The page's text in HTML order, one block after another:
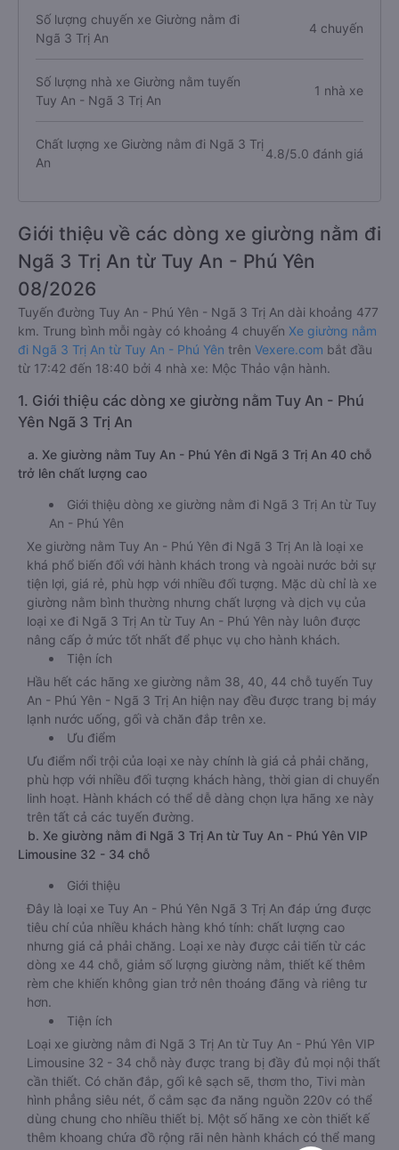
Số lượng chuyến xe Giường nằm đi
Ngã 3 Trị An
4 chuyến
Số lượng nhà xe Giường nằm tuyến
Tuy An - Ngã 3 Trị An
1 nhà xe
Chất lượng xe Giường nằm đi Ngã 3 Trị
An
4.8/5.0 đánh giá
Giới thiệu về các dòng xe giường nằm đi
Ngã 3 Trị An từ Tuy An - Phú Yên
08/2026
Tuyến đường Tuy An - Phú Yên - Ngã 3 Trị An dài khoảng 477
km. Trung bình mỗi ngày có khoảng 4 chuyến Xe giường nằm
đi Ngã 3 Trị An từ Tuy An - Phú Yên trên Vexere.com bắt đầu
từ 17:42 đến 18:40 bởi 4 nhà xe: Mộc Thảo vận hành.
1. Giới thiệu các dòng xe giường nằm Tuy An - Phú
Yên Ngã 3 Trị An
a. Xe giường nằm Tuy An - Phú Yên đi Ngã 3 Trị An 40 chỗ
trở lên chất lượng cao
Giới thiệu dòng xe giường nằm đi Ngã 3 Trị An từ Tuy
An - Phú Yên
Xe giường nằm Tuy An - Phú Yên đi Ngã 3 Trị An là loại xe
khá phổ biến đối với hành khách trong và ngoài nước bởi sự
tiện lợi, giá rẻ, phù hợp với nhiều đối tượng. Mặc dù chỉ là xe
giường nằm bình thường nhưng chất lượng và dịch vụ của
loại xe đi Ngã 3 Trị An từ Tuy An - Phú Yên này luôn được
nâng cấp ở mức tốt nhất để phục vụ cho hành khách.
Tiện ích
Hầu hết các hãng xe giường nằm 38, 40, 44 chỗ tuyến Tuy
An - Phú Yên - Ngã 3 Trị An hiện nay đều được trang bị máy
lạnh nước uống, gối và chăn đắp trên xe.
Ưu điểm
Ưu điểm nổi trội của loại xe này chính là giá cả phải chăng,
phù hợp với nhiều đối tượng khách hàng, thời gian di chuyển
linh hoạt. Hành khách có thể dễ dàng chọn lựa hãng xe này
trên tất cả các tuyến đường.
b. Xe giường nằm đi Ngã 3 Trị An từ Tuy An - Phú Yên VIP
Limousine 32 - 34 chỗ
Giới thiệu
Đây là loại xe Tuy An - Phú Yên Ngã 3 Trị An đáp ứng được
tiêu chí của nhiều khách hàng khó tính: chất lượng cao
nhưng giá cả phải chăng. Loại xe này được cải tiến từ các
dòng xe 44 chỗ, giảm số lượng giường nằm, thiết kế thêm
rèm che khiến không gian trở nên thoáng đãng và riêng tư
hơn.
Tiện ích
Loại xe giường nằm đi Ngã 3 Trị An từ Tuy An - Phú Yên VIP
Limousine 32 - 34 chỗ này được trang bị đầy đủ mọi nội thất
cần thiết. Có chăn đắp, gối kê sạch sẽ, thơm tho, Tivi màn
hình phẳng siêu nét, ổ cắm sạc đa năng nguồn 220v có thể
dùng chung cho nhiều thiết bị. Một số hãng xe còn thiết kế
thêm khoang chứa đồ rộng rãi nên hành khách có thể mang